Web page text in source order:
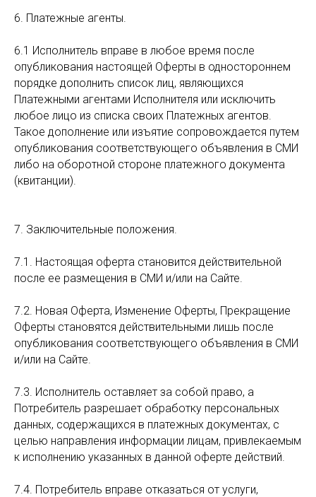
6. Платежные агенты.
6.1 Исполнитель вправе в любое время после
опубликования настоящей Оферты в одностороннем
порядке дополнить список лиц, являющихся
Платежными агентами Исполнителя или исключить
любое лицо из списка своих Платежных агентов.
Такое дополнение или изъятие сопровождается путем
опубликования соответствующего объявления в СМИ
либо на оборотной стороне платежного документа
(квитанции).
7. Заключительные положения.
7.1. Настоящая оферта становится действительной
после ее размещения в СМИ и/или на Сайте.
7.2. Новая Оферта, Изменение Оферты, Прекращение
Оферты становятся действительными лишь после
опубликования соответствующего объявления в СМИ
и/или на Сайте.
7.3. Исполнитель оставляет за собой право, а
Потребитель разрешает обработку персональных
данных, содержащихся в платежных документах, с
целью направления информации лицам, привлекаемым
к исполнению указанных в данной оферте действий.
7.4. Потребитель вправе отказаться от услуги,